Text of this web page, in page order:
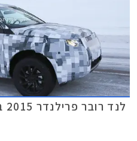
לנד רובר פרילנדר 2015 בתמונות ריגול